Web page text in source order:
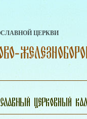
ЦЕРКВИ